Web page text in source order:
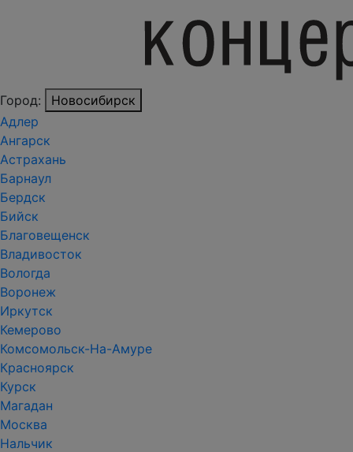
Город:
Новосибирск
Адлер
Ангарск
Астрахань
Барнаул
Бердск
Бийск
Благовещенск
Владивосток
Вологда
Воронеж
Иркутск
Кемерово
Комсомольск-На-Амуре
Красноярск
Курск
Магадан
Москва
Нальчик